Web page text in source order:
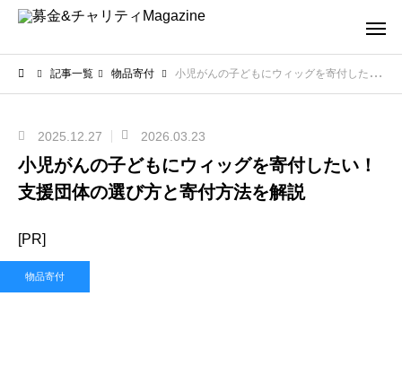
記事一覧 物品寄付 小児がんの子どもにウィッグを寄付したい！支援団体の選び方と寄付方法を解説
2025.12.27 2026.03.23
小児がんの子どもにウィッグを寄付したい！
支援団体の選び方と寄付方法を解説
[PR]
物品寄付